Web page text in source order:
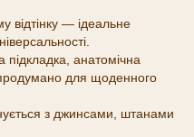
— ідеальне
анатомічна
для щоденного
з джинсами, штанами